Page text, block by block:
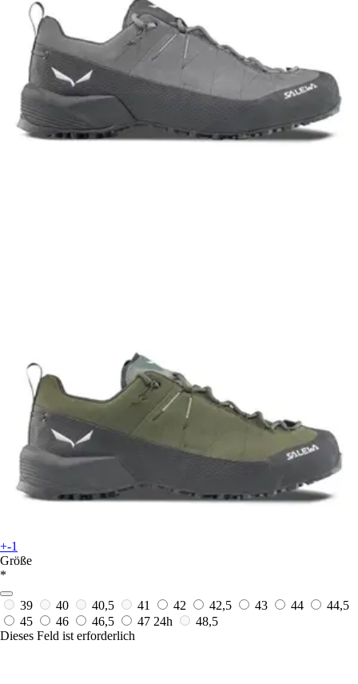
+-1
Größe
*
39 40 40,5 41 42 42,5 43 44
44,5
45
46 46,5 47 24h
48,5
Dieses Feld ist erforderlich